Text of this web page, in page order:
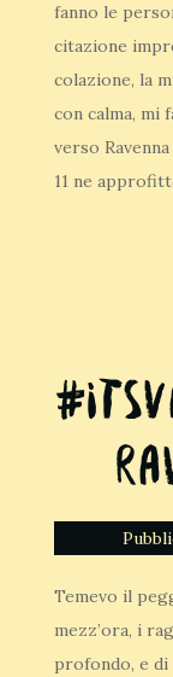
fanno le
citazione
colazione, la
con calma, mi
verso
11 ne
Temevo il
mezz’ora, i
profondo, e di